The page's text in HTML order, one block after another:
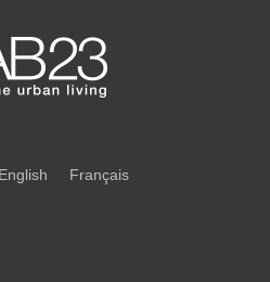
English Français